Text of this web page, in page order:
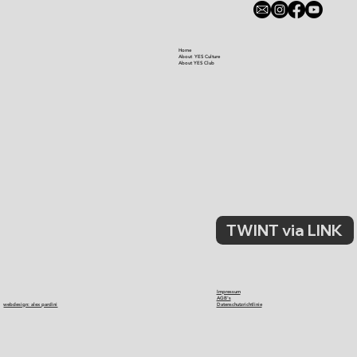
TWINT via LINK
Impressum
AGB's
Datenschutzrichtlinie
webdesign: alex pardini
Home
About YES Culture
About YES Club